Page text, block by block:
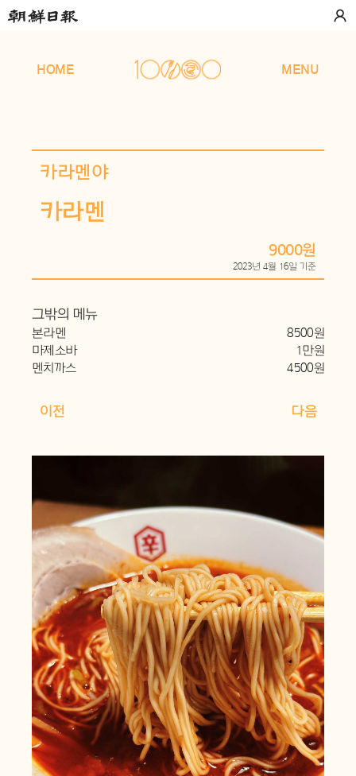
HOME MENU
카라멘야
카라멘
9000원
2023년 4월 16일 기준
그밖의 메뉴
본라멘
8500원
마제소바
1만원
멘치까스
4500원
이전 다음